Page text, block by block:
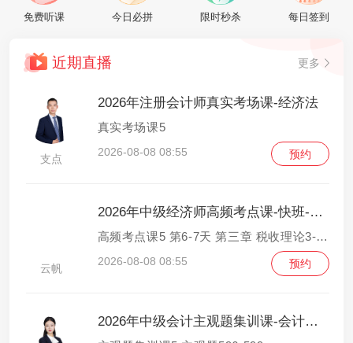
免费听课 今日必拼 限时秒杀 每日签到
近期直播 更多
支点
2026年注册会计师真实考场课-经济法
真实考场课5
2026-08-08 08:55 预约
云帆
2026年中级经济师高频考点课-快班-财政税收
高频考点课5 第6-7天 第三章 税收理论3-第四章 货物和劳务税制度1
2026-08-08 08:55 预约
2026年中级会计主观题集训课-会计实务